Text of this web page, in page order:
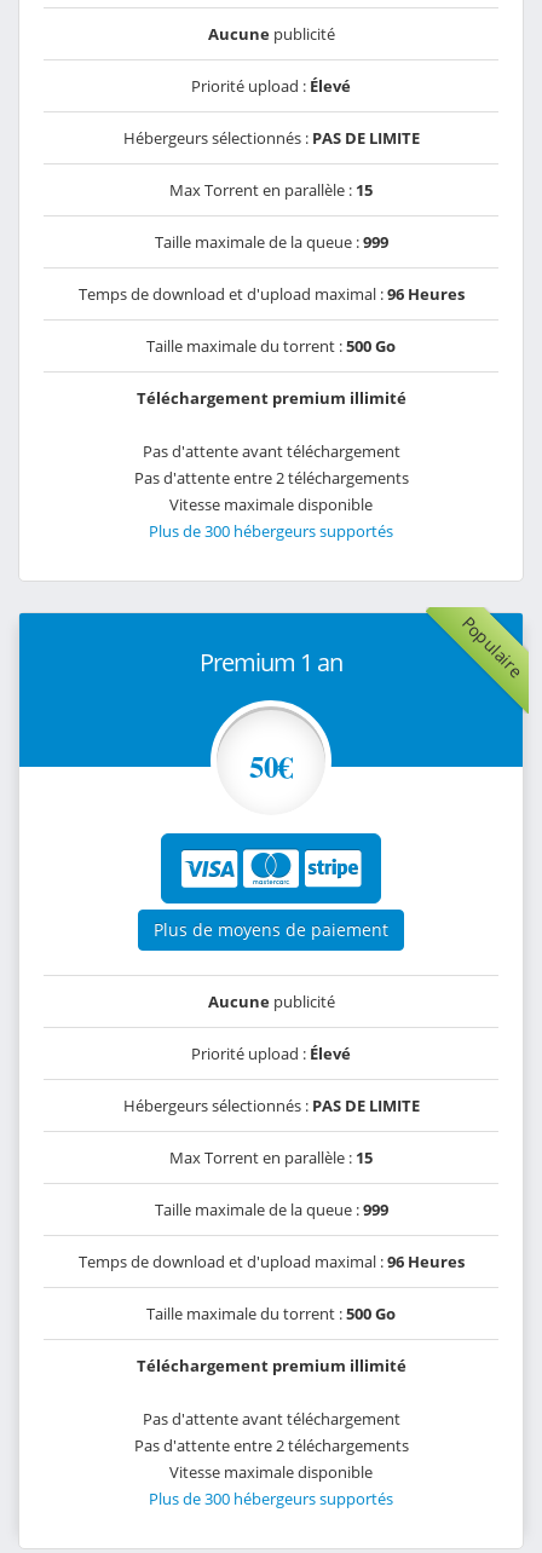
Aucunepublicité
Priorité upload : Élevé
Hébergeurs sélectionnés : PAS DE LIMITE
Max Torrent en parallèle : 15
Taille maximale de la queue :999
Temps de download et d'upload maximal :96 Heures
Taille maximale du torrent :500 Go
Téléchargement premium illimité
Pas d'attente avant téléchargement
Pas d'attente entre 2 téléchargements
Vitesse maximale disponible
Plus de 300 hébergeurs supportés
Populaire
Premium 1 an
50€
Plus de moyens de paiement
Aucunepublicité
Priorité upload : Élevé
Hébergeurs sélectionnés : PAS DE LIMITE
Max Torrent en parallèle : 15
Taille maximale de la queue :999
Temps de download et d'upload maximal :96 Heures
Taille maximale du torrent :500 Go
Téléchargement premium illimité
Pas d'attente avant téléchargement
Pas d'attente entre 2 téléchargements
Vitesse maximale disponible
Plus de 300 hébergeurs supportés